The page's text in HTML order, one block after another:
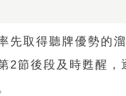
先取得聽牌優勢的
2節後段及時甦醒